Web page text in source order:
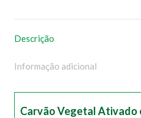
Descrição
Informação adicional
Carvão Vegetal Ativado